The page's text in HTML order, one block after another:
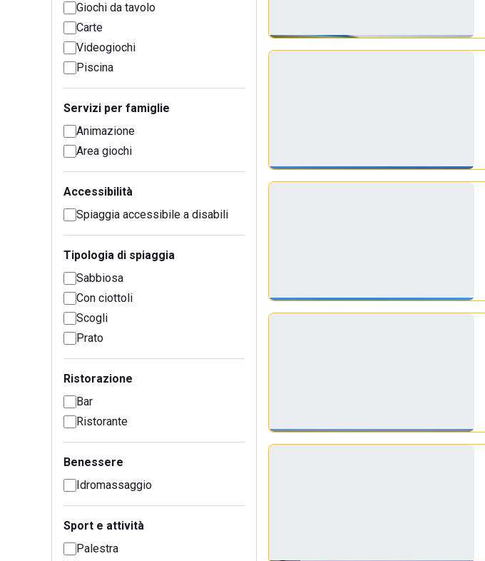
Giochi da tavolo
Carte
Videogiochi
Piscina
Servizi per famiglie
Animazione
Area giochi
Accessibilità
Spiaggia accessibile a disabili
Tipologia di spiaggia
Sabbiosa
Con ciottoli
Scogli
Prato
Ristorazione
Bar
Ristorante
Benessere
Idromassaggio
Sport e attività
Palestra